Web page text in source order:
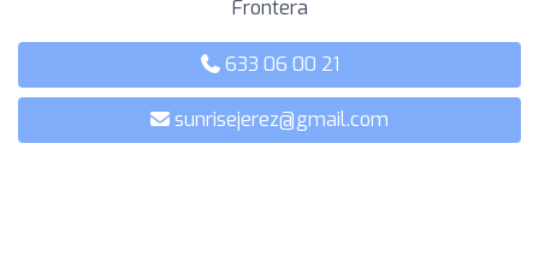
Frontera
633 06 00 21
sunrisejerez@gmail.com